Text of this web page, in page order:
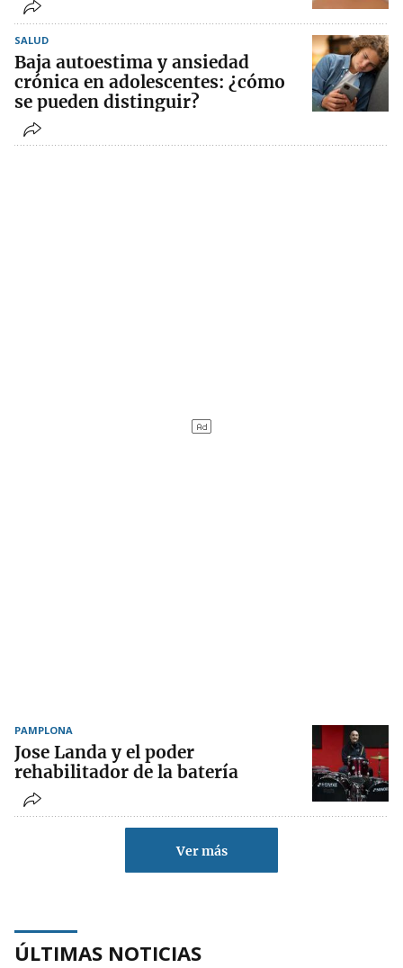
SALUD
Baja autoestima y ansiedad
crónica en adolescentes: ¿cómo
se pueden distinguir?
PAMPLONA
Jose Landa y el poder
rehabilitador de la batería
Ver más
ÚLTIMAS NOTICIAS